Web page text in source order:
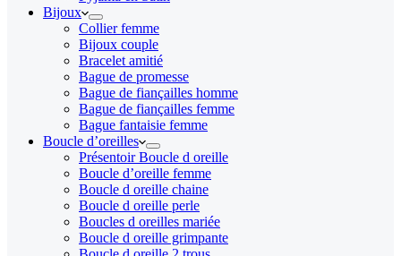
Bijoux
Collier femme
Bijoux couple
Bracelet amitié
Bague de promesse
Bague de fiançailles homme
Bague de fiançailles femme
Bague fantaisie femme
Boucle d’oreilles
Présentoir Boucle d oreille
Boucle d’oreille femme
Boucle d oreille chaine
Boucle d oreille perle
Boucles d oreilles mariée
Boucle d oreille grimpante